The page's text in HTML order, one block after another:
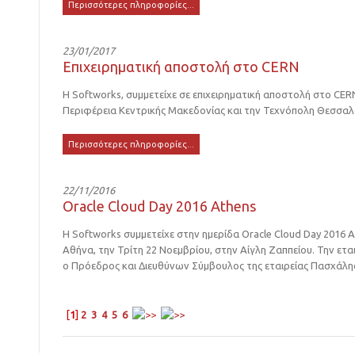
Περισσότερες πληροφορίες...
23/01/2017
Επιχειρηματική αποστολή στο CERN
Η Softworks, συμμετείχε σε επιχειρηματική αποστολή στο
Περιφέρεια Κεντρικής Μακεδονίας και την Τεχνόπολη
Περισσότερες πληροφορίες...
22/11/2016
Oracle Cloud Day 2016 Athens
Η Softworks συμμετείχε στην ημερίδα Oracle Cloud Day 2016
Αθήνα, την Τρίτη 22 Νοεμβρίου, στην Αίγλη Ζαππείου. Την
ο Πρόεδρος και Διευθύνων Σύμβουλος της εταιρείας
[1] 2 3 4 5 6